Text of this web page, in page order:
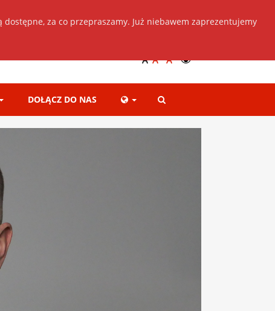
A A A
DOŁĄCZ DO NAS
za co przepraszamy. Już niebawem zaprezentujemy